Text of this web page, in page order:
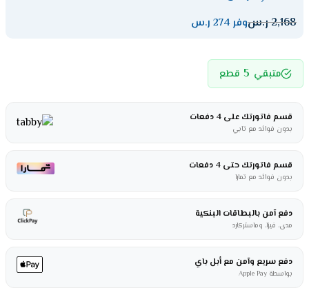
2,168ر.سوفر 274 ر.س
متبقي 5 قطع
قسم فاتورتك على 4 دفعات
بدون فوائد مع تابي
قسم فاتورتك حتى 4 دفعات
بدون فوائد مع تمارا
دفع آمن بالبطاقات البنكية
مدى، فيزا، وماستركارد
دفع سريع وآمن مع أبل باي
بواسطة Apple Pay